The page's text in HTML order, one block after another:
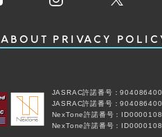
ABOUT PRIVACY
JASRAC許諾番号：
JASRAC許諾番号：
NexTone許諾番号：
NexTone許諾番号：